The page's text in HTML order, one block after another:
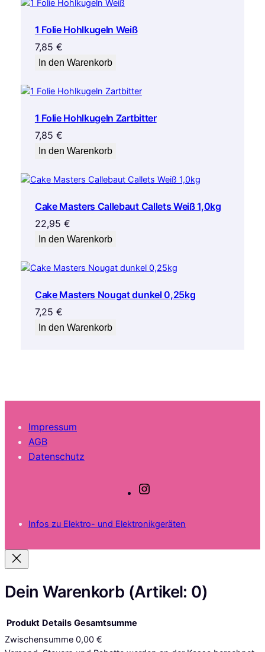
1 Folie Hohlkugeln Weiß
7,85 €
In den Warenkorb
1 Folie Hohlkugeln Zartbitter
7,85 €
In den Warenkorb
Cake Masters Callebaut Callets Weiß 1,0kg
22,95 €
In den Warenkorb
Cake Masters Nougat dunkel 0,25kg
7,25 €
In den Warenkorb
Impressum
AGB
Datenschutz
t
m
Infos zu Elektro- und Elektronikgeräten
Dein Warenkorb (Artikel: 0)
Produkt Details Gesamtsumme
Zwischensumme 0,00 €